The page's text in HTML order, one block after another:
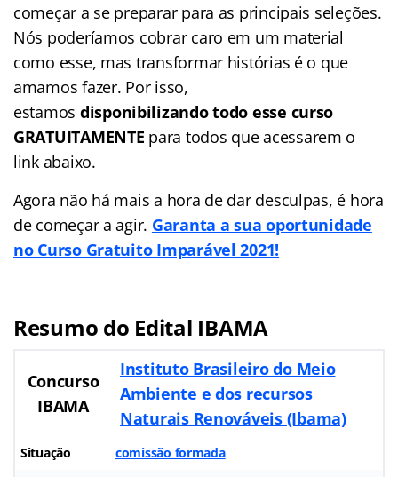
começar a se preparar para as principais seleções.
Nós poderíamos cobrar caro em um material
como esse, mas transformar histórias é o que
amamos fazer. Por isso,
estamos disponibilizando todo esse curso
GRATUITAMENTE para todos que acessarem o
link abaixo.
Agora não há mais a hora de dar desculpas, é hora
de começar a agir. Garanta a sua oportunidade
no Curso Gratuito Imparável 2021!
Resumo do Edital IBAMA
Concurso
IBAMA
Instituto Brasileiro do Meio
Ambiente e dos recursos
Naturais Renováveis (Ibama)
Situação comissão formada